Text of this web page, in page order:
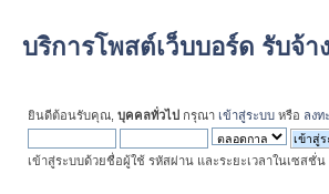
บริการโพสต์เว็บบอร์ด รับจ้
ยินดีต้อนรับคุณ, บุคคลทั่วไป กรุณา เข้าสู่ระบบ หรือ ลงท
เข้าสู่ระบบด้วยชื่อผู้ใช้ รหัสผ่าน และระยะเวลาในเซสชั่น